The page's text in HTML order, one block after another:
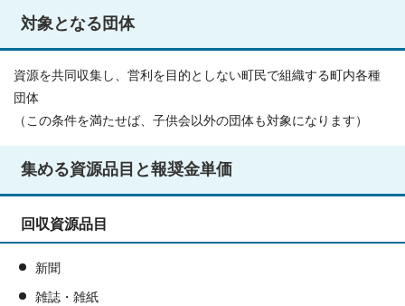
対象となる団体
資源を共同収集し、営利を目的としない町民で組織する町内各種
団体
（この条件を満たせば、子供会以外の団体も対象になります）
集める資源品目と報奨金単価
回収資源品目
新聞
雑誌・雑紙